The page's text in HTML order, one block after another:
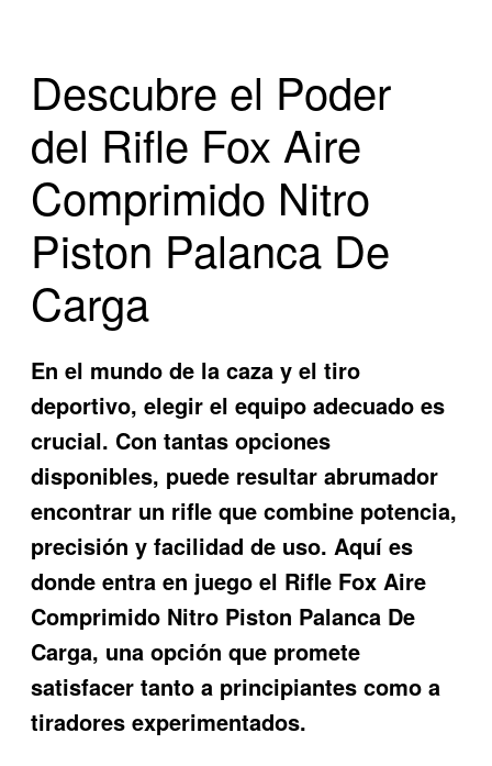
Descubre el Poder
del Rifle Fox Aire
Comprimido Nitro
Piston Palanca De
Carga
En el mundo de la caza y el tiro
deportivo, elegir el equipo adecuado es
crucial. Con tantas opciones
disponibles, puede resultar abrumador
encontrar un rifle que combine potencia,
precisión y facilidad de uso. Aquí es
donde entra en juego el Rifle Fox Aire
Comprimido Nitro Piston Palanca De
Carga, una opción que promete
satisfacer tanto a principiantes como a
tiradores experimentados.